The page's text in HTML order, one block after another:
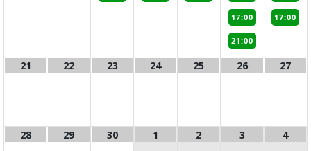
17:00
21:00
17:00
21 22 23 24 25 26 27
28 29 30 1 2 3 4